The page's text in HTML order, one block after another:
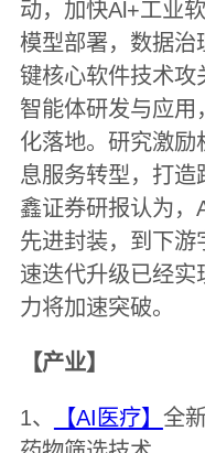
动，加快Al+工业
模型部署，数据治
键核心软件技术攻
智能体研发与应用
化落地。研究激励
息服务转型，打造
鑫证券研报认为，
先进封装，到下游
速迭代升级已经实
力将加速突破。
【产业】
1、 【AI医疗】 全